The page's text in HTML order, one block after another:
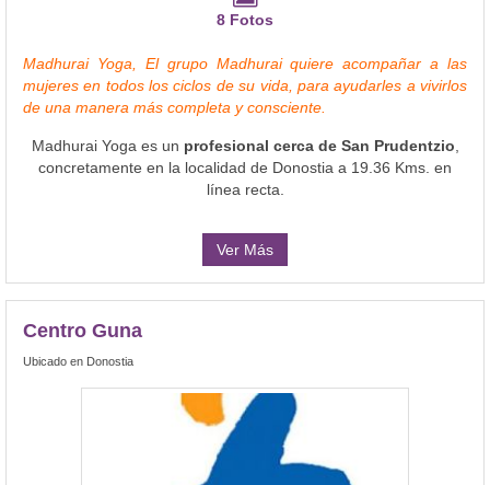
8 Fotos
Madhurai Yoga, El grupo Madhurai quiere acompañar a las
mujeres en todos los ciclos de su vida, para ayudarles a vivirlos
de una manera más completa y consciente.
Madhurai Yoga es un profesional cerca de San Prudentzio
concretamente en la localidad de Donostia a 19.36 Kms. en
línea recta.
Ver Más
Centro Guna
Ubicado en Donostia